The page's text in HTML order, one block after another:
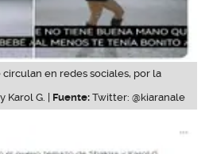
en redes sociales, por la
Karol G. | Fuente: Twitter: @kiaranale